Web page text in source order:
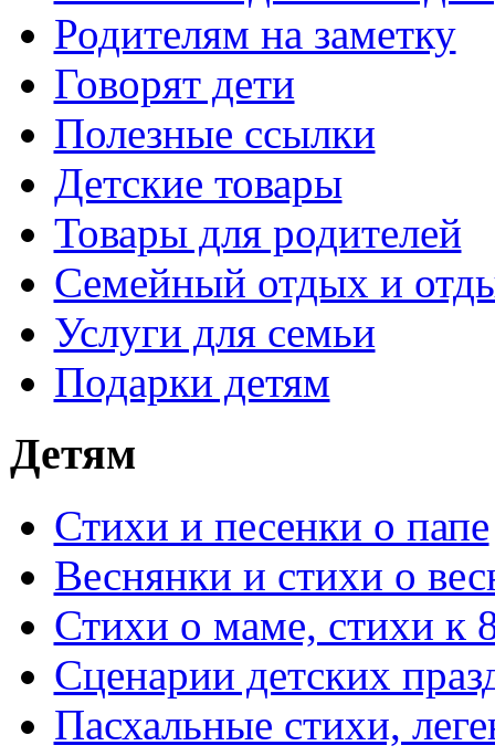
Родителям на заметку
Говорят дети
Полезные ссылки
Детские товары
Товары для родителей
Семейный отдых и
Услуги для семьи
Подарки детям
Детям
Стихи и песенки о папе
Веснянки и стихи о
Стихи о маме, стихи к
Сценарии детских
Пасхальные стихи,